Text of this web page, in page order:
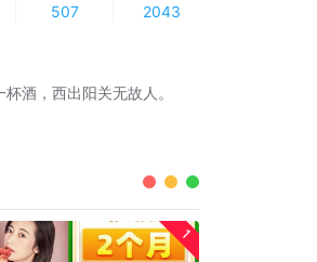
507
2043
酒，西出阳关无故人。
1